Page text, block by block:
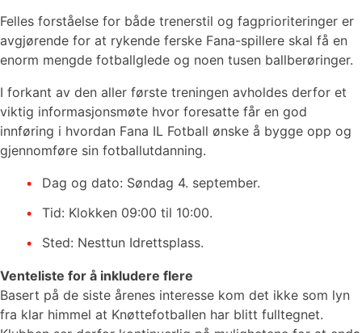
Felles forståelse for både trenerstil og fagprioriteringer er
avgjørende for at rykende ferske Fana-spillere skal få en
enorm mengde fotballglede og noen tusen ballberøringer.
I forkant av den aller første treningen avholdes derfor et
viktig informasjonsmøte hvor foresatte får en god
innføring i hvordan Fana IL Fotball ønske å bygge opp og
gjennomføre sin fotballutdanning.
Dag og dato: Søndag 4. september.
Tid: Klokken 09:00 til 10:00.
Sted: Nesttun Idrettsplass.
Venteliste for å inkludere flere
Basert på de siste årenes interesse kom det ikke som lyn
fra klar himmel at Knøttefotballen har blitt fulltegnet.